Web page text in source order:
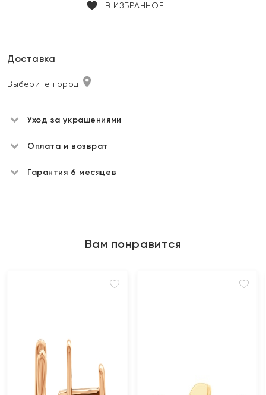
В ИЗБРАННОЕ
Доставка
Выберите город
Уход за украшениями
Оплата и возврат
Гарантия 6 месяцев
Вам понравится